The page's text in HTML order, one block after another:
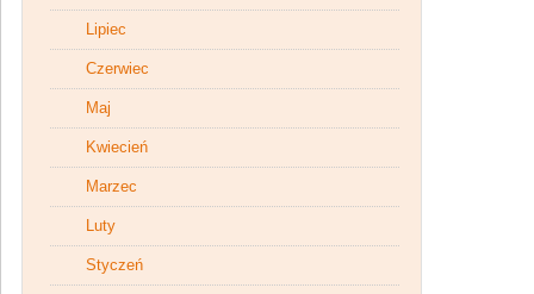
Lipiec
Czerwiec
Maj
Kwiecień
Marzec
Luty
Styczeń